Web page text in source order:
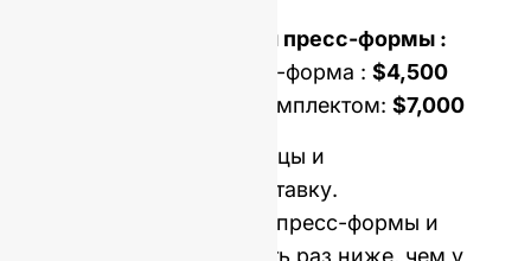
Стоимость открытия пресс-формы :
Односерийная пресс-форма : $4,500
Форма с двойным комплектом: $7,000
Цена включает образцы и
международную доставку.
Стоимость открытия пресс-формы и
MOQ в среднем в пять раз ниже, чем у